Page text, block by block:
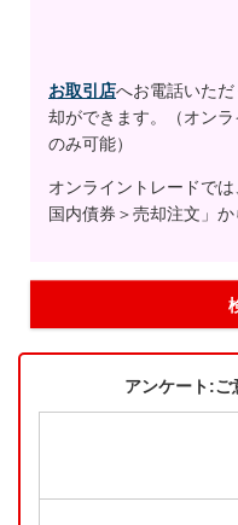
お取引店へお電話いた
却ができます。（オン
のみ可能）
オンライントレードで
国内債券＞売却注文」
アンケート:ご